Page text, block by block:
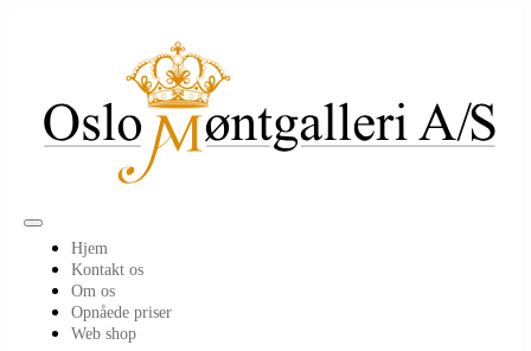
Toggle
navigation
Hjem
Kontakt os
Om os
Opnåede priser
Web shop